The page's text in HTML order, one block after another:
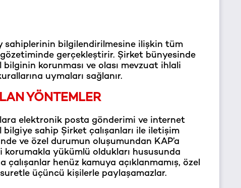
sahiplerinin bilgilendirilmesine ilişkin tüm
gerçekleştirir. Şirket bünyesinde
korunması ve olası mevzuat ihlali
uymaları sağlanır.
YÖNTEMLER
elektronik posta gönderimi ve internet
sahip Şirket çalışanları ile iletişim
ve özel durumun oluşumundan KAP’a
korumakla yükümlü oldukları hususunda
henüz kamuya açıklanmamış, özel
üçüncü kişilerle paylaşamazlar.